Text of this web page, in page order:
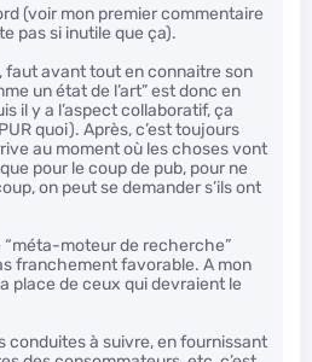
(voir mon premier commentaire
pas si inutile que ça).
faut avant tout en connaitre son
un état de l’art” est donc en
il y a l’aspect collaboratif, ça
quoi). Après, c’est toujours
au moment où les choses vont
pour le coup de pub, pour ne
on peut se demander s’ils ont
moteur de recherche”
franchement favorable. A mon
place de ceux qui devraient le
conduites à suivre, en fournissant